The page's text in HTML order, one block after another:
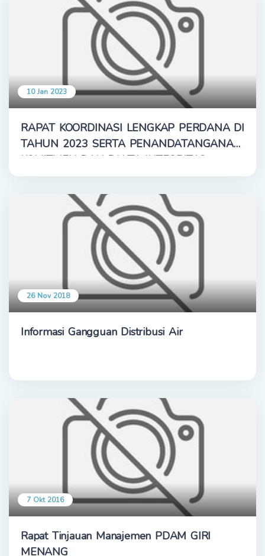
10 Jan 2023
RAPAT KOORDINASI LENGKAP PERDANA DI
TAHUN 2023 SERTA PENANDATANGANAN
KOMITMEN DAN PAKTA INTEGRITAS
26 Nov 2018
Informasi Gangguan Distribusi Air
7 Okt 2016
Rapat Tinjauan Manajemen PDAM GIRI
MENANG